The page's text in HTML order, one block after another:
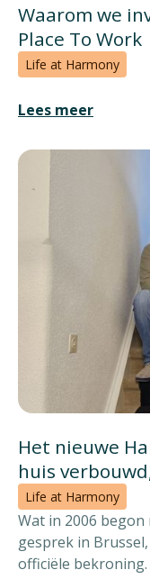
Waarom we
Place To Work
Life at Harmony
Lees meer
Het nieuwe
huis
Life at Harmony
Wat in 2006
gesprek in
officiële